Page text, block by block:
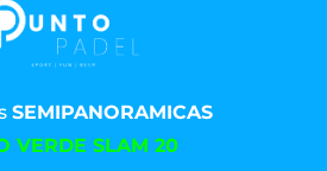
SEMIPANORAMICAS
VERDE SLAM 20